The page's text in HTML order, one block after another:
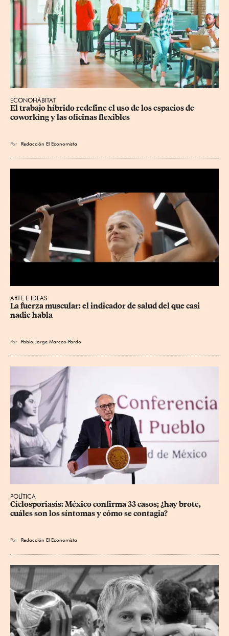
ECONOHÁBITAT
El trabajo híbrido redefine el uso de los espacios de
coworking y las oficinas flexibles
Por Redacción El Economista
ARTE E IDEAS
La fuerza muscular: el indicador de salud del que casi
nadie habla
Por Pablo Jorge Marcos-Pardo
POLÍTICA
Ciclosporiasis: México confirma 33 casos; ¿hay brote,
cuáles son los síntomas y cómo se contagia?
Por Redacción El Economista